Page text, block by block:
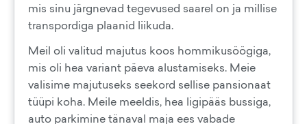
mis sinu järgnevad tegevused saarel on ja millise
transpordiga plaanid liikuda.
Meil oli valitud majutus koos hommikusöögiga,
mis oli hea variant päeva alustamiseks. Meie
valisime majutuseks seekord sellise pansionaat
tüüpi koha. Meile meeldis, hea ligipääs bussiga,
auto parkimine tänaval maja ees vabade